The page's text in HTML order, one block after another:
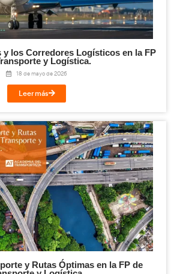
Transporte en la FP de
Logística.
29 de mayo de 2026